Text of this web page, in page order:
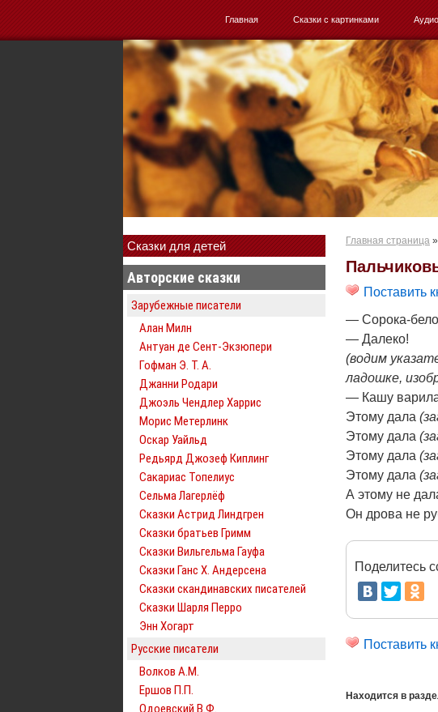
Главная Сказки с картинками
Сказки для детей
Авторские сказки
Зарубежные писатели
Алан Милн
Антуан де Сент-Экзюпери
Гофман Э. Т. А.
Джанни Родари
Джоэль Чендлер Харрис
Морис Метерлинк
Оскар Уайльд
Редьярд Джозеф Киплинг
Сакариас Топелиус
Сельма Лагерлёф
Сказки Астрид Линдгрен
Сказки братьев Гримм
Сказки Вильгельма Гауфа
Сказки Ганс Х. Андерсена
Сказки скандинавских писателей
Сказки Шарля Перро
Энн Хогарт
Русские писатели
Волков А.М.
Ершов П.П.
Одоевский В.Ф.
Главная страница »
Поставить
— Сорока-
— Далеко!
(водим
ладошке,
— Кашу
Этому дала
Этому дала
Этому дала
Этому дала
А этому не
Он дрова не
Поделитесь
Поставить
Находится в